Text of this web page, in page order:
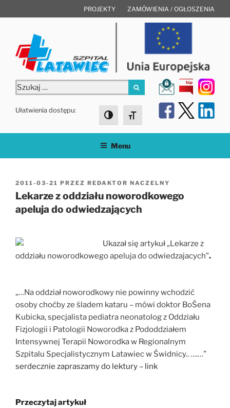
do
PROJEKTY ZAMÓWIENIA / OGŁOSZENIA
Szukaj:
Szukaj
Ułatwienia dostępu:
Toggle High Contrast
Toggle Font size
Menu
OPUBLIKOWANE
W
2011-03-21 PRZEZ REDAKTOR NACZELNY
Lekarze z oddziału noworodkowego
apeluja do odwiedzających
Ukazał się artykuł „Lekarze z
oddziału noworodkowego apeluja do odwiedzajacych”.
„…Na oddział noworodkowy nie powinny wchodzić
osoby choćby ze śladem kataru – mówi doktor BoŜena
Kubicka, specjalista pediatra neonatolog z Oddziału
Fizjologii i Patologii Noworodka z Pododdziałem
Intensywnej Terapii Noworodka w Regionalnym
Szpitalu Specjalistycznym Latawiec w Świdnicy.. ….…”
serdecznie zapraszamy do lektury – link
Przeczytaj artykuł